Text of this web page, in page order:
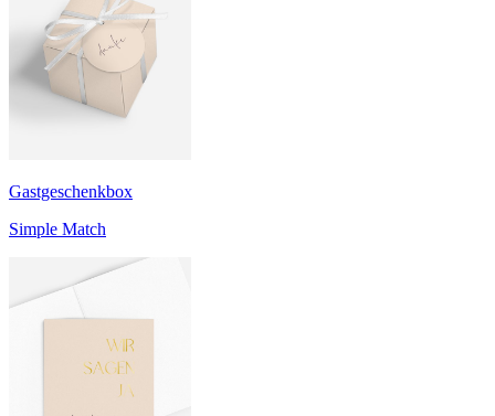
Gastgeschenkbox
Simple Match